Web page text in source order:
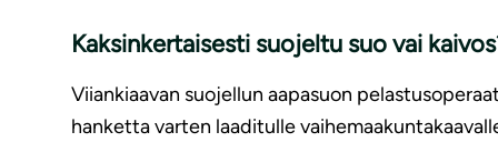
Kaksinkertaisesti suojeltu suo vai
Viiankiaavan suojellun aapasuon
hanketta varten laaditulle